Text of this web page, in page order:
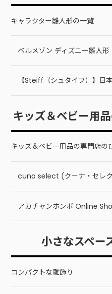
キャラクター雛人形の一覧
ベルメゾン ディズニー雛人形
【Steiff（シュタイフ）】日
キッズ＆ベビー用
キッズ＆ベビー用品の専門店の
cuna select (クーナ・セレク
アカチャンホンポ Online
小さなスペー
コンパクトな雛飾り